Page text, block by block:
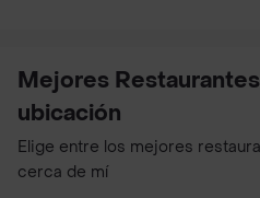
Mejores
ubicación
Elige entre los mejores
cerca de mí